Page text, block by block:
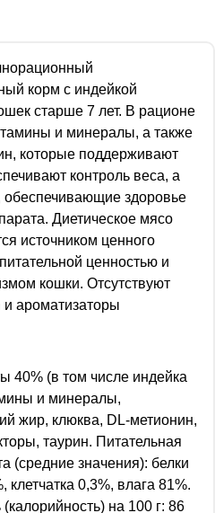
корм с индейкой
старше 7 лет. В рационе
и минералы, а также
которые поддерживают
контроль веса, а
обеспечивающие здоровье
Диетическое мясо
источником ценного
ценностью и
кошки. Отсутствуют
и ароматизаторы
40% (в том числе индейка
и минералы,
жир, клюква, DL-метионин,
таурин. Питательная
(средние значения): белки
0,3%, влага 81%.
на 100 г: 86